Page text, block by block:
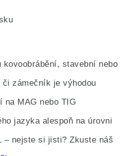
kovoobrábění, stavební nebo
zámečník je výhodou
na MAG nebo TIG
jazyka alespoň na úrovni
– nejste si jisti? Zkuste náš